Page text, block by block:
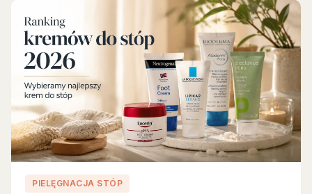
PIELĘGNACJA STÓP